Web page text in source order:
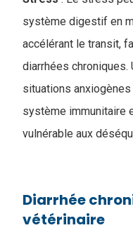
système digestif en
accélérant le transit,
diarrhées
situations
système immunitaire
vulnérable aux
Diarrhée
vétérinaire